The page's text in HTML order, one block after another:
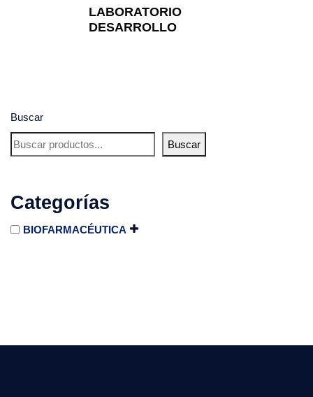
Buscar
Buscar
Categorías
BIOFARMACÉUTICA
LABORATORIO
DESARROLLO